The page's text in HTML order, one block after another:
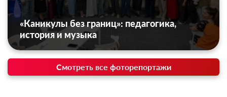
«Каникулы без границ»: педагогика,
история и музыка
Смотреть все фоторепортажи